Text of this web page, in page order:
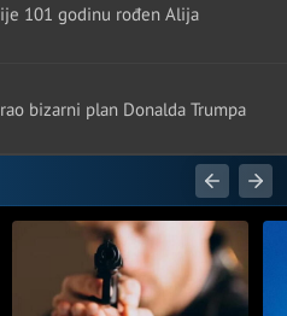
101 godinu rođen Alija
bizarni plan Donalda Trumpa